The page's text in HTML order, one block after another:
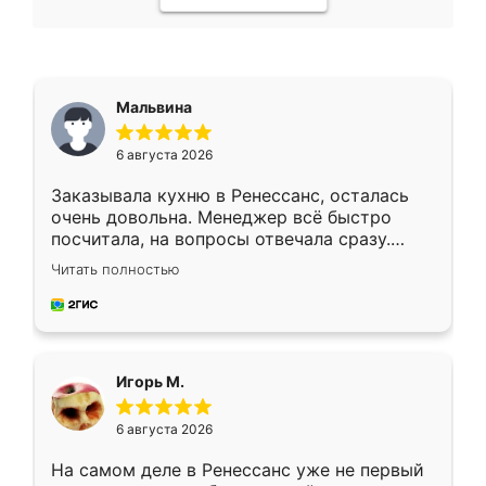
Мальвина
6 августа 2026
Заказывала кухню в Ренессанс, осталась
очень довольна. Менеджер всё быстро
посчитала, на вопросы отвечала сразу.
Замерщик приехал в субботу, подошёл к
делу со всей ответственностью. Собрали
за день, ребята работали аккуратно, даже
Читать полностью
Игорь М.
6 августа 2026
На самом деле в Ренессанс уже не первый